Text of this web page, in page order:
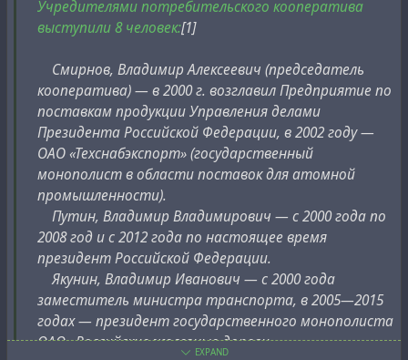
Учредителями потребительского кооператива
выступили 8 человек:[1]
Смирнов, Владимир Алексеевич (председатель
кооператива) — в 2000 г. возглавил Предприятие по
поставкам продукции Управления делами
Президента Российской Федерации, в 2002 году —
ОАО «Техснабэкспорт» (государственный
монополист в области поставок для атомной
промышленности).
Путин, Владимир Владимирович — с 2000 года по
2008 год и с 2012 года по настоящее время
президент Российской Федерации.
Якунин, Владимир Иванович — с 2000 года
заместитель министра транспорта, в 2005—2015
годах — президент государственного монополиста
ОАО «Российские железные дороги».
EXPAND